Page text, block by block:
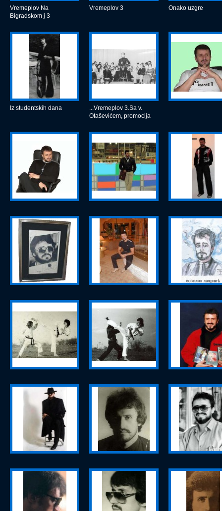
Vremeplov Na
Bigradskom j 3
Vremeplov 3 Onako uzgre
Iz studentskih dana
...Vremeplov 3.Sa v.
Otaševićem, promocija